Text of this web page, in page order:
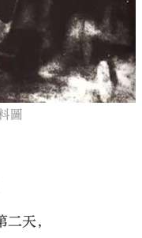
圖
天，